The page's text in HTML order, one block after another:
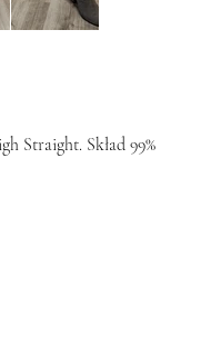
Straight. Skład 99%